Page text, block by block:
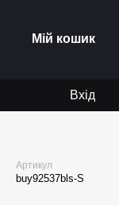
Мій кошик
Вхід
Артикул
buy92537bls-S